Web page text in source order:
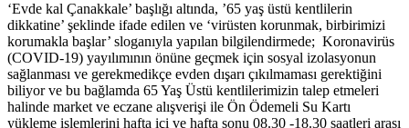
‘Evde kal Çanakkale’ başlığı altında, ’65 yaş üstü kentlilerin
dikkatine’ şeklinde ifade edilen ve ‘virüsten korunmak, birbirimizi
korumakla başlar’ sloganıyla yapılan bilgilendirmede; Koronavirüs
(COVID-19) yayılımının önüne geçmek için sosyal izolasyonun
sağlanması ve gerekmedikçe evden dışarı çıkılmaması gerektiğini
biliyor ve bu bağlamda 65 Yaş Üstü kentlilerimizin talep etmeleri
halinde market ve eczane alışverişi ile Ön Ödemeli Su Kartı
yükleme işlemlerini hafta içi ve hafta sonu 08.30 -18.30 saatleri arası